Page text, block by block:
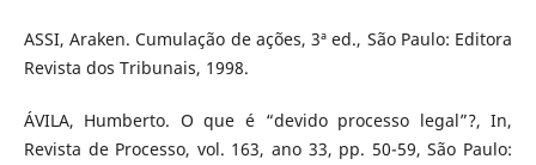
ASSI, Araken. Cumulação de ações, 3ª ed., São Paulo: Editora
Revista dos Tribunais, 1998.
ÁVILA, Humberto. O que é “devido processo legal”?, In,
Revista de Processo, vol. 163, ano 33, pp. 50-59, São Paulo: